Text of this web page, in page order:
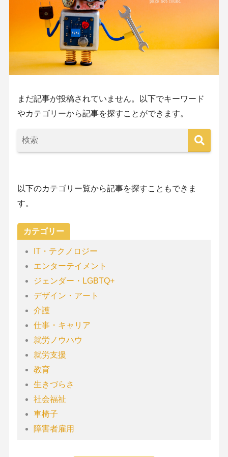
まだ記事が投稿されていません。以下でキーワード
やカテゴリーから記事を探すことができます。
以下のカテゴリー覧から記事を探すこともできま
す。
カテゴリー
IT・テクノロジー
エンターテイメント
ジェンダー・LGBTQ+
デザイン・アート
介護
仕事・キャリア
就労ノウハウ
就労支援
教育
生きづらさ
社会福祉
車椅子
障害者雇用